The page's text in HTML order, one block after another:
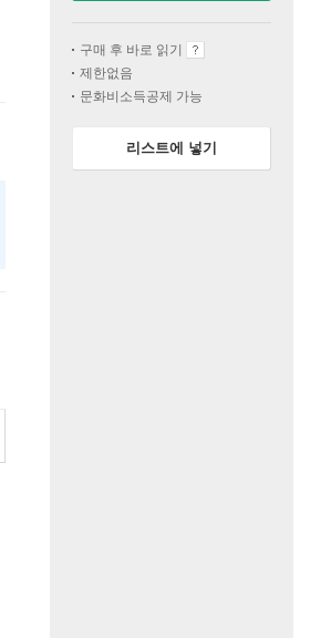
구매 후 바로 읽기
제한없음
문화비소득공제 가능
리스트에 넣기